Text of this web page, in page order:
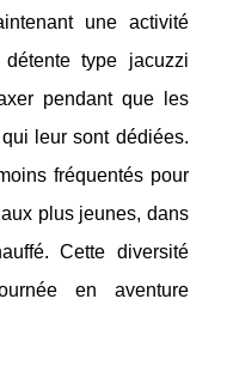
une activité
type jacuzzi
pendant que les
leur sont dédiées.
fréquentés pour
plus jeunes, dans
Cette diversité
en aventure